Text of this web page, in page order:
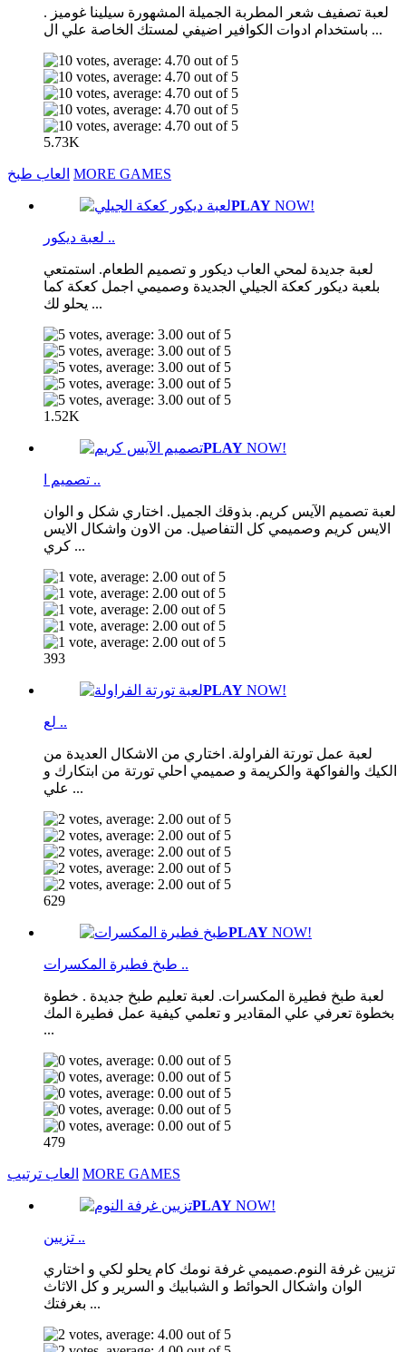
لعبة تصفيف شعر المطربة الجميلة المشهورة سيلينا غوميز .
باستخدام ادوات الكوافير اضيفي لمستك الخاصة علي ال ...
5.73K
العاب طبخ MORE GAMES
PLAY NOW!
لعبة ديكور ..
لعبة جديدة لمحي العاب ديكور و تصميم الطعام. استمتعي
بلعبة ديكور كعكة الجيلي الجديدة وصميمي اجمل كعكة كما
يحلو لك ...
1.52K
PLAY NOW!
تصميم ا ..
لعبة تصميم الآيس كريم. بذوقك الجميل. اختاري شكل و الوان
الايس كريم وصميمي كل التفاصيل. من الاون واشكال الايس
كري ...
393
PLAY NOW!
لع ..
لعبة عمل تورتة الفراولة. اختاري من الاشكال العديدة من
الكيك والفواكهة والكريمة و صميمي احلي تورتة من ابتكارك و
علي ...
629
PLAY NOW!
طبخ فطيرة المكسرات ..
لعبة طبخ فطيرة المكسرات. لعبة تعليم طبخ جديدة . خطوة
بخطوة تعرفي علي المقادير و تعلمي كيفية عمل فطيرة المك
...
479
العاب ترتيب MORE GAMES
PLAY NOW!
تزيين ..
تزيين غرفة النوم.صميمي غرفة نومك كام يحلو لكي و اختاري
الوان واشكال الحوائط و الشبابيك و السرير و كل الاثاث
بغرفتك ...